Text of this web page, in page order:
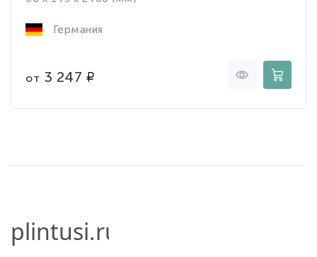
Германия
от 3 247